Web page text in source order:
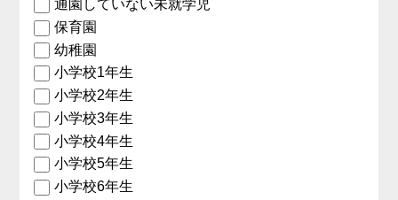
通園していない未就学児
保育園
幼稚園
小学校1年生
小学校2年生
小学校3年生
小学校4年生
小学校5年生
小学校6年生